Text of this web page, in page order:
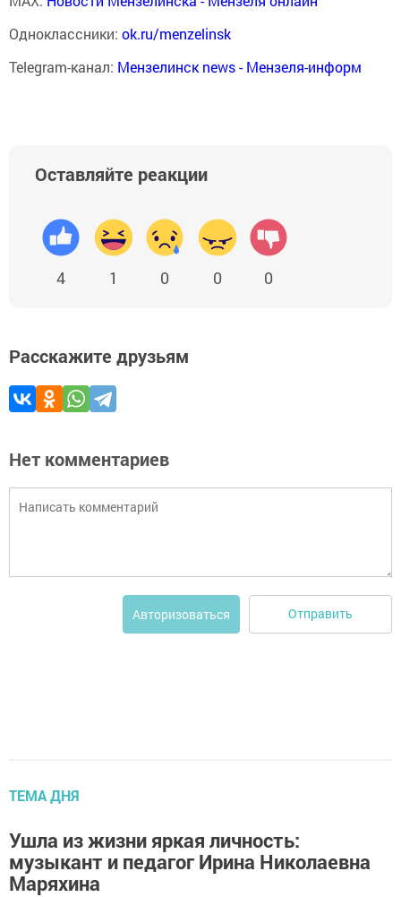
Одноклассники: ok.ru/menzelinsk
Telegram-канал: Мензелинск news - Мензеля-информ
Оставляйте реакции
4 1 0 0 0
Расскажите друзьям
Нет комментариев
Авторизоваться Отправить
ТЕМА ДНЯ
Ушла из жизни яркая личность:
музыкант и педагог Ирина Николаевна
Маряхина